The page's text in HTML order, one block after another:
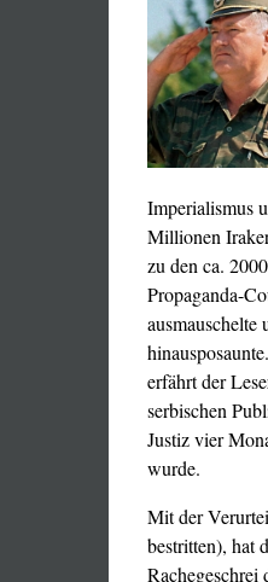
Imperialismus
Millionen
zu den ca.
Propaganda-
ausmauschelte
erfährt der
serbischen
Justiz vier
wurde.
Mit der
bestritten), hat